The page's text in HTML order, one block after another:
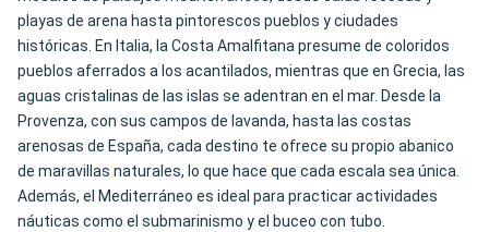
playas de arena hasta pintorescos pueblos y ciudades
históricas. En Italia, la Costa Amalfitana presume de coloridos
pueblos aferrados a los acantilados, mientras que en Grecia, las
aguas cristalinas de las islas se adentran en el mar. Desde la
Provenza, con sus campos de lavanda, hasta las costas
arenosas de España, cada destino te ofrece su propio abanico
de maravillas naturales, lo que hace que cada escala sea única.
Además, el Mediterráneo es ideal para practicar actividades
náuticas como el submarinismo y el buceo con tubo.